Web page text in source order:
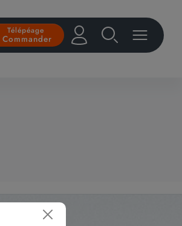
Télépéage
Commander